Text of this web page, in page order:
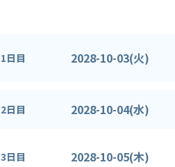
1日目 2028-10-03(火)
2日目 2028-10-04(水)
3日目 2028-10-05(木)